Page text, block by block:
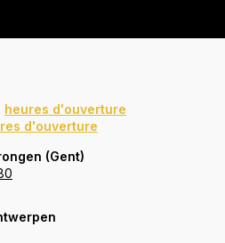
heures d'ouverture
d'ouverture
(Gent)